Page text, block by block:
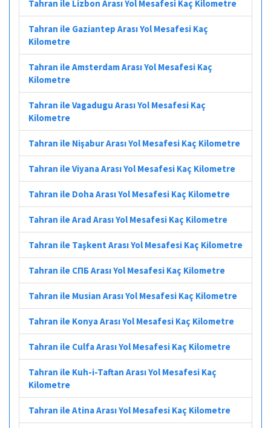
Tahran ile Lizbon Arası Yol Mesafesi Kaç Kilometre
Tahran ile Gaziantep Arası Yol Mesafesi Kaç
Kilometre
Tahran ile Amsterdam Arası Yol Mesafesi Kaç
Kilometre
Tahran ile Vagadugu Arası Yol Mesafesi Kaç
Kilometre
Tahran ile Nişabur Arası Yol Mesafesi Kaç Kilometre
Tahran ile Viyana Arası Yol Mesafesi Kaç Kilometre
Tahran ile Doha Arası Yol Mesafesi Kaç Kilometre
Tahran ile Arad Arası Yol Mesafesi Kaç Kilometre
Tahran ile Taşkent Arası Yol Mesafesi Kaç Kilometre
Tahran ile СПБ Arası Yol Mesafesi Kaç Kilometre
Tahran ile Musian Arası Yol Mesafesi Kaç Kilometre
Tahran ile Konya Arası Yol Mesafesi Kaç Kilometre
Tahran ile Culfa Arası Yol Mesafesi Kaç Kilometre
Tahran ile Kuh-i-Taftan Arası Yol Mesafesi Kaç
Kilometre
Tahran ile Atina Arası Yol Mesafesi Kaç Kilometre